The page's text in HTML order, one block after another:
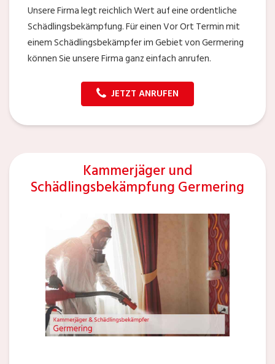
Unsere Firma legt reichlich Wert auf eine ordentliche
Schädlingsbekämpfung. Für einen Vor Ort Termin mit
einem Schädlingsbekämpfer im Gebiet von Germering
können Sie unsere Firma ganz einfach anrufen.
JETZT ANRUFEN
Kammerjäger und
Schädlingsbekämpfung Germering